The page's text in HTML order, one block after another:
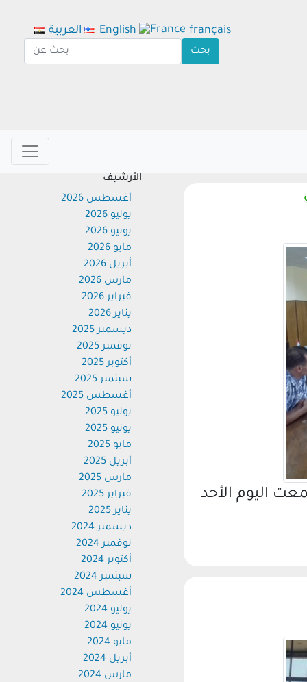
اليوم الأحد
الأرشيف
أغسطس 2026
يوليو 2026
يونيو 2026
مايو 2026
أبريل 2026
مارس 2026
فبراير 2026
يناير 2026
ديسمبر 2025
نوفمبر 2025
أكتوبر 2025
سبتمبر 2025
أغسطس 2025
يوليو 2025
يونيو 2025
مايو 2025
أبريل 2025
مارس 2025
فبراير 2025
يناير 2025
ديسمبر 2024
نوفمبر 2024
أكتوبر 2024
سبتمبر 2024
أغسطس 2024
يوليو 2024
يونيو 2024
مايو 2024
أبريل 2024
مارس 2024
العربية English français